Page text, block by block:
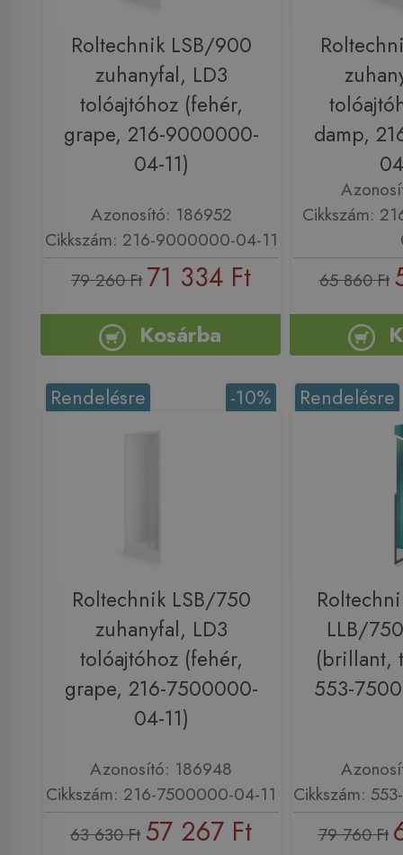
Roltechnik LSB/900
zuhanyfal, LD3
tolóajtóhoz (fehér,
grape, 216-9000000-
04-11)
Azonosító: 186952
Cikkszám: 216-9000000-04-11
79 260 Ft 71 334 Ft
Kosárba
damp,
Cikkszám:
65 860 Ft
-10%
Rendelésre
Roltechnik LSB/750
zuhanyfal, LD3
tolóajtóhoz (fehér,
grape, 216-7500000-
04-11)
Azonosító: 186948
Cikkszám: 216-7500000-04-11
63 630 Ft 57 267 Ft
Rendelésre
LLB/
(brillant,
553-
Cikkszám:
79 760 Ft